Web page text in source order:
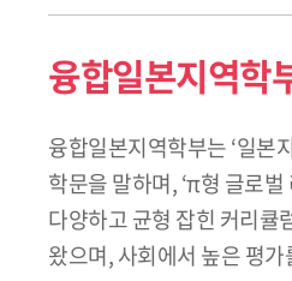
융합일본지역학
융합일본지역학부는 ‘일본
학문을 말하며, ‘π형 글로
다양하고 균형 잡힌 커리큘
왔으며, 사회에서 높은 평